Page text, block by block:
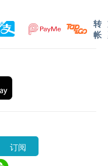
用品。
，是一站式麦芦
不接受退换。
之产品有任何残缺
。
转
帐
订阅